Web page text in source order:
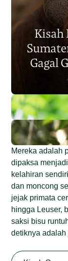
Kisah
Gagal
Mereka adalah
dipaksa
kelahiran
dan moncong
jejak primata
hingga Leuser,
saksi bisu
detiknya